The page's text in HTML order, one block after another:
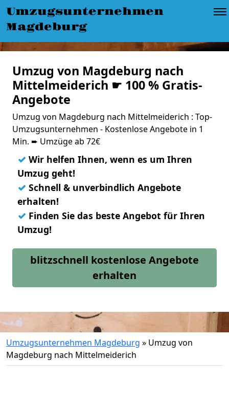
Umzugsunternehmen
Magdeburg
Umzug von Magdeburg nach
Mittelmeiderich ☛ 100 % Gratis-
Angebote
Umzug von Magdeburg nach Mittelmeiderich : Top-
Umzugsunternehmen - Kostenlose Angebote in 1
Min. ➨ Umzüge ab 72€
✓ Wir helfen Ihnen, wenn es um Ihren
Umzug geht!
✓ Schnell & unverbindlich Angebote
erhalten!
✓ Finden Sie das beste Angebot für Ihren
Umzug!
blitzschnell kostenlose Angebote
erhalten
Umzugsunternehmen Magdeburg » Umzug von
Magdeburg nach Mittelmeiderich